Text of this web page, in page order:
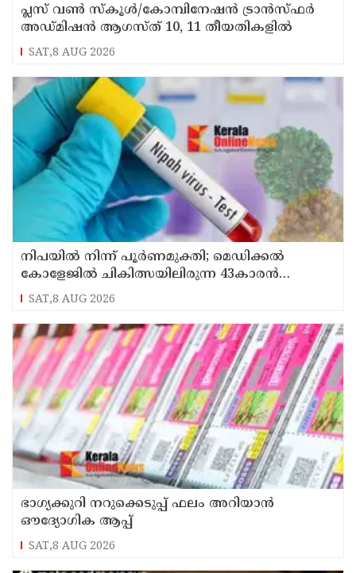
പ്ലസ് വൺ സ്‌കൂൾ/കോമ്പിനേഷൻ ട്രാൻസ്ഫർ
അഡ്മിഷൻ ആഗസ്ത് 10, 11 തീയതികളിൽ
SAT,8 AUG 2026
നിപയിൽ നിന്ന് പൂർണമുക്തി; മെഡിക്കൽ
കോളേജിൽ ചികിത്സയിലിരുന്ന 43കാരൻ
വീട്ടിലേക്ക് മടങ്ങി
SAT,8 AUG 2026
ഭാഗ്യക്കുറി നറുക്കെടുപ്പ് ഫലം അറിയാൻ
ഔദ്യോഗിക ആപ്പ്
SAT,8 AUG 2026